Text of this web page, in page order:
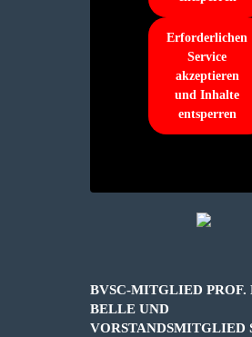
Erforderlichen
Service
akzeptieren
und Inhalte
entsperren
BVSC-MITGLIED PROF.
BELLE UND
VORSTANDSMITGLIED